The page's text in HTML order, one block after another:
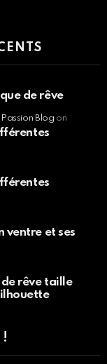
de rêve
Blog on
ventre et ses
de rêve taille
!